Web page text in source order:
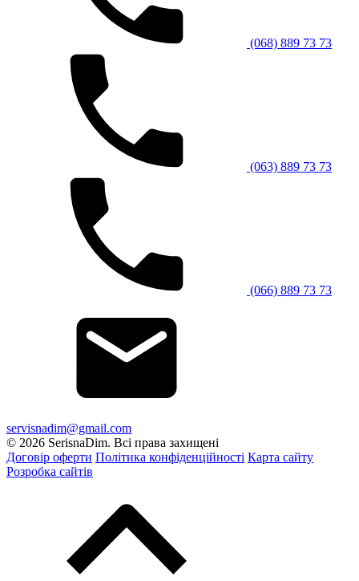
(068) 889 73 73
(063) 889 73 73
(066) 889 73 73
servisnadim@gmail.com
© 2026 SerisnaDim. Всі права захищені
Договір оферти Політика конфіденційності Карта сайту
Розробка сайтів